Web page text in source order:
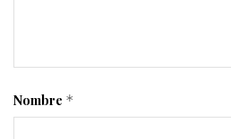
Nombre *